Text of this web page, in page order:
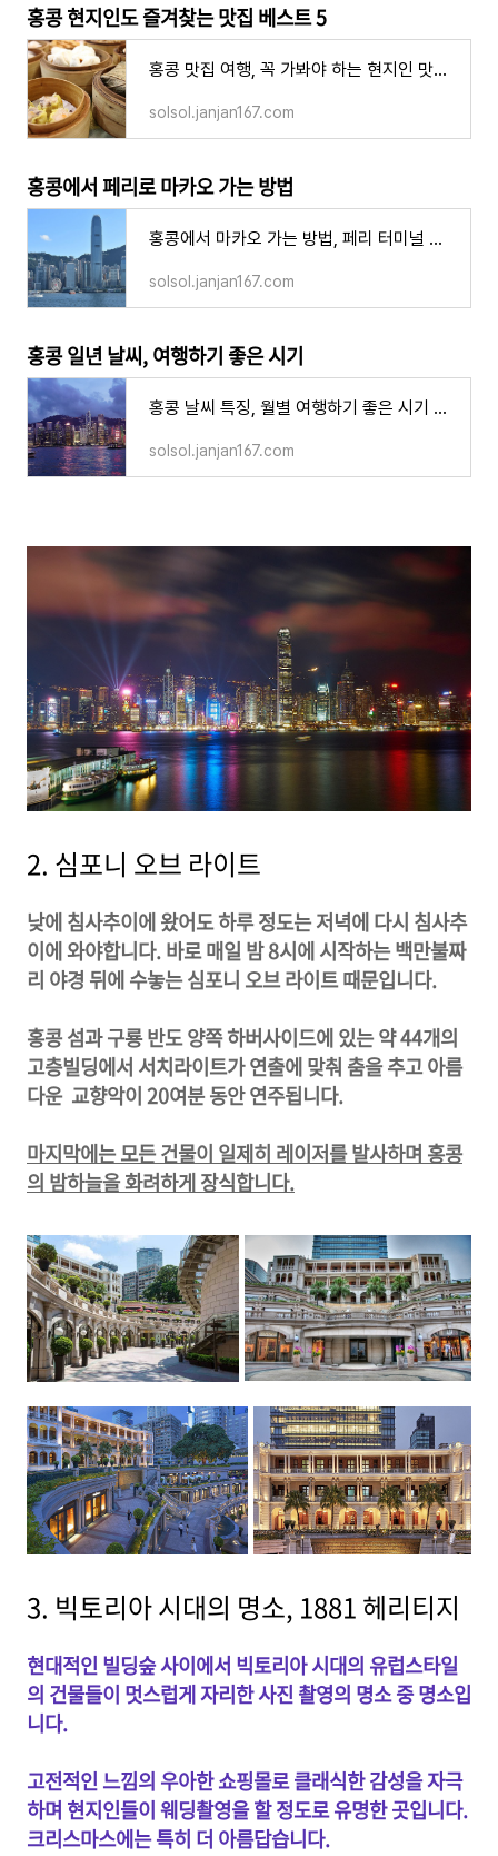
홍콩 현지인도 즐겨찾는 맛집 베스트 5
홍콩 맛집 여행, 꼭 가봐야 하는 현지인 맛집 베스트 5
solsol.janjan167.com
홍콩에서 페리로 마카오 가는 방법
홍콩에서 마카오 가는 방법, 페리 터미널 티켓 주의할 점
solsol.janjan167.com
홍콩 일년 날씨, 여행하기 좋은 시기
홍콩 날씨 특징, 월별 여행하기 좋은 시기 성수기 옷차림
solsol.janjan167.com
2. 심포니 오브 라이트
낮에 침사추이에 왔어도 하루 정도는 저녁에 다시 침사추
이에 와야합니다. 바로 매일 밤 8시에 시작하는 백만불짜
리 야경 뒤에 수놓는 심포니 오브 라이트 때문입니다.
홍콩 섬과 구룡 반도 양쪽 하버사이드에 있는 약 44개의
고층빌딩에서 서치라이트가 연출에 맞춰 춤을 추고 아름
다운 교향악이 20여분 동안 연주됩니다.
마지막에는 모든 건물이 일제히 레이저를 발사하며 홍콩
의 밤하늘을 화려하게 장식합니다.
3. 빅토리아 시대의 명소, 1881 헤리티지
현대적인 빌딩숲 사이에서 빅토리아 시대의 유럽스타일
의 건물들이 멋스럽게 자리한 사진 촬영의 명소 중 명소입
니다.
고전적인 느낌의 우아한 쇼핑몰로 클래식한 감성을 자극
하며 현지인들이 웨딩촬영을 할 정도로 유명한 곳입니다.
크리스마스에는 특히 더 아름답습니다.